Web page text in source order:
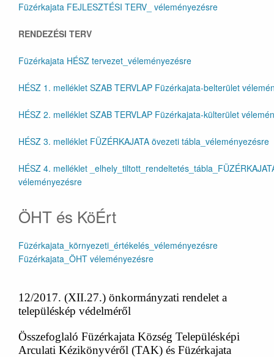
Füzérkajata FEJLESZTÉSI TERV_ véleményezésre
RENDEZÉSI TERV
Füzérkajata HÉSZ tervezet_véleményezésre
HÉSZ 1. melléklet SZAB TERVLAP Füzérkajata-belterület
HÉSZ 2. melléklet SZAB TERVLAP Füzérkajata-külterület
HÉSZ 3. melléklet FÜZÉRKAJATA övezeti tábla_véleményezésre
HÉSZ 4. melléklet
véleményezésre
ÖHT és KöÉrt
Füzérkajata_környezeti_értékelés_véleményezésre
Füzérkajata_ÖHT véleményezésre
12/2017. (XII.27.) önkormányzati rendelet a
településkép védelméről
Összefoglaló Füzérkajata Község Településképi
Arculati Kézikönyvéről (TAK) és Füzérkajata